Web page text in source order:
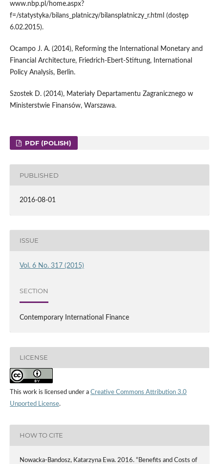
www.nbp.pl/home.aspx?
f=/statystyka/bilans_platniczy/bilansplatniczy_r.html (dostęp
6.02.2015).
Ocampo J. A. (2014), Reforming the International Monetary and
Financial Architecture, Friedrich-Ebert-Stiftung, International
Policy Analysis, Berlin.
Szostek D. (2014), Materiały Departamentu Zagranicznego w
Ministerstwie Finansów, Warszawa.
PDF (POLISH)
PUBLISHED
2016-08-01
ISSUE
Vol. 6 No. 317 (2015)
SECTION
Contemporary International Finance
LICENSE
This work is licensed under a Creative Commons Attribution 3.0
Unported License.
HOW TO CITE
Nowacka-Bandosz, Katarzyna Ewa. 2016. “Benefits and Costs of